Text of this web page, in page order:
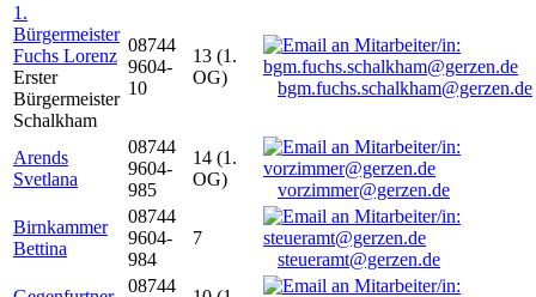
1.
Bürgermeister
Fuchs Lorenz
Erster
Bürgermeister
Schalkham
08744
9604-
10
13 (1.
OG)
bgm.fuchs.schalkham@gerzen.de
Arends
Svetlana
08744
9604-
985
14 (1.
OG)
vorzimmer@gerzen.de
Birnkammer
Bettina
08744
9604-
984
7
steueramt@gerzen.de
08744